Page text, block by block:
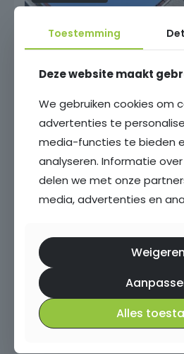
Baron van
Brummen
€ 567.000,- k.k.
Toestemming
Deze website maakt
We gebruiken cookies om
advertenties te
media-functies te bieden
analyseren. Informatie
delen we met onze
media, advertenties en
Weigeren
Alles